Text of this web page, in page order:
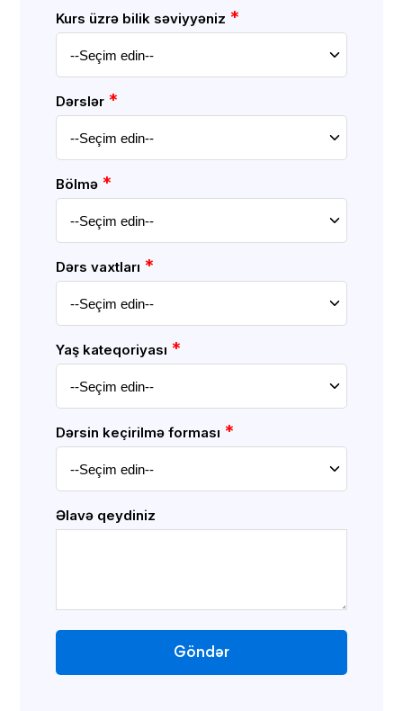
Kurs üzrə bilik səviyyəniz *
Dərslər *
Bölmə *
Dərs vaxtları *
Yaş kateqoriyası *
Dərsin keçirilmə forması *
Əlavə qeydiniz
Göndər